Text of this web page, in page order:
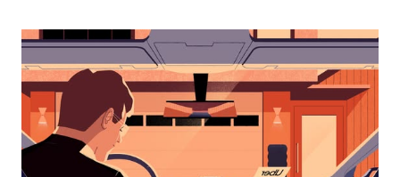
календарю
выбрать
дату.
Чтобы
закрыть
календарь,
нажмите
Esc.